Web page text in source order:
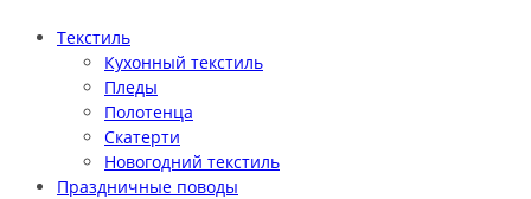
Текстиль
Кухонный текстиль
Пледы
Полотенца
Скатерти
Новогодний текстиль
Праздничные поводы